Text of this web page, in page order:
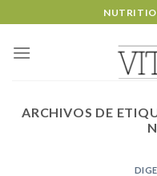
to
content
ARCHIVOS DE